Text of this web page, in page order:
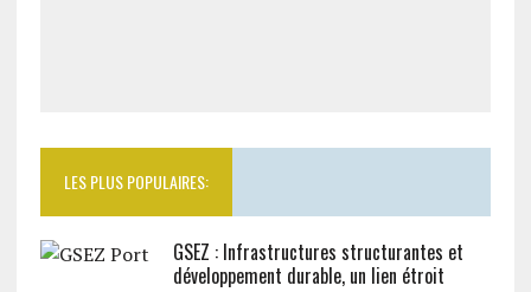
LES PLUS POPULAIRES:
GSEZ : Infrastructures structurantes et
développement durable, un lien étroit